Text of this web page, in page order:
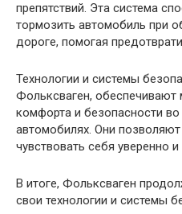
препятствий. Эта система
тормозить автомобиль при
дороге, помогая
Технологии и системы
Фольксваген, обеспечивают
комфорта и безопасности
автомобилях. Они
чувствовать себя уверенно
В итоге, Фольксваген
свои технологии и системы